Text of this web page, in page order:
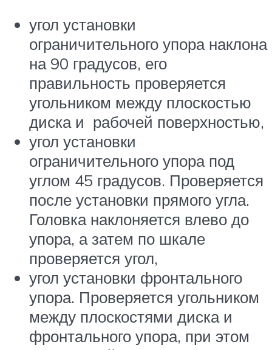
угол установки
ограничительного упора наклона
на 90 градусов, его
правильность проверяется
угольником между плоскостью
диска и рабочей поверхностью,
угол установки
ограничительного упора под
углом 45 градусов. Проверяется
после установки прямого угла.
Головка наклоняется влево до
упора, а затем по шкале
проверяется угол,
угол установки фронтального
упора. Проверяется угольником
между плоскостями диска и
фронтального упора, при этом